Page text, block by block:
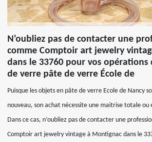
N’oubliez pas de contacter une
comme Comptoir art jewelry
dans le 33760 pour vos opérations
de verre pâte de verre École de
Puisque les objets en pâte de verre Ecole de Nancy
nouveau, son achat nécessite une maitrise totale ou
Dans ce cas, n’oubliez pas de contacter une
Comptoir art jewelry vintage à Montignac dans le